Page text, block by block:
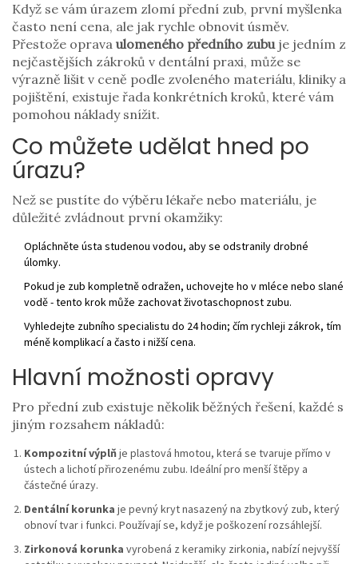
Když se vám úrazem zlomí přední zub, první myšlenka
často není cena, ale jak rychle obnovit úsměv.
Přestože oprava ulomeného předního zubu je jedním z
nejčastějších zákroků v dentální praxi, může se
výrazně lišit v ceně podle zvoleného materiálu, kliniky a
pojištění, existuje řada konkrétních kroků, které vám
pomohou náklady snížit.
Co můžete udělat hned po
úrazu?
Než se pustíte do výběru lékaře nebo materiálu, je
důležité zvládnout první okamžiky:
Opláchněte ústa studenou vodou, aby se odstranily drobné
úlomky.
Pokud je zub kompletně odražen, uchovejte ho v mléce nebo slané
vodě - tento krok může zachovat životaschopnost zubu.
Vyhledejte zubního specialistu do 24 hodin; čím rychleji zákrok, tím
méně komplikací a často i nižší cena.
Hlavní možnosti opravy
Pro přední zub existuje několik běžných řešení, každé s
jiným rozsahem nákladů:
Kompozitní výplňje plastová hmotou, která se tvaruje přímo v
ústech a lichotí přirozenému zubu. Ideální pro menší štěpy a
částečné úrazy.
Dentální korunka je pevný kryt nasazený na zbytkový zub, který
obnoví tvar i funkci. Používají se, když je poškození rozsáhlejší.
Zirkonová korunka vyrobená z keramiky zirkonia, nabízí nejvyšší